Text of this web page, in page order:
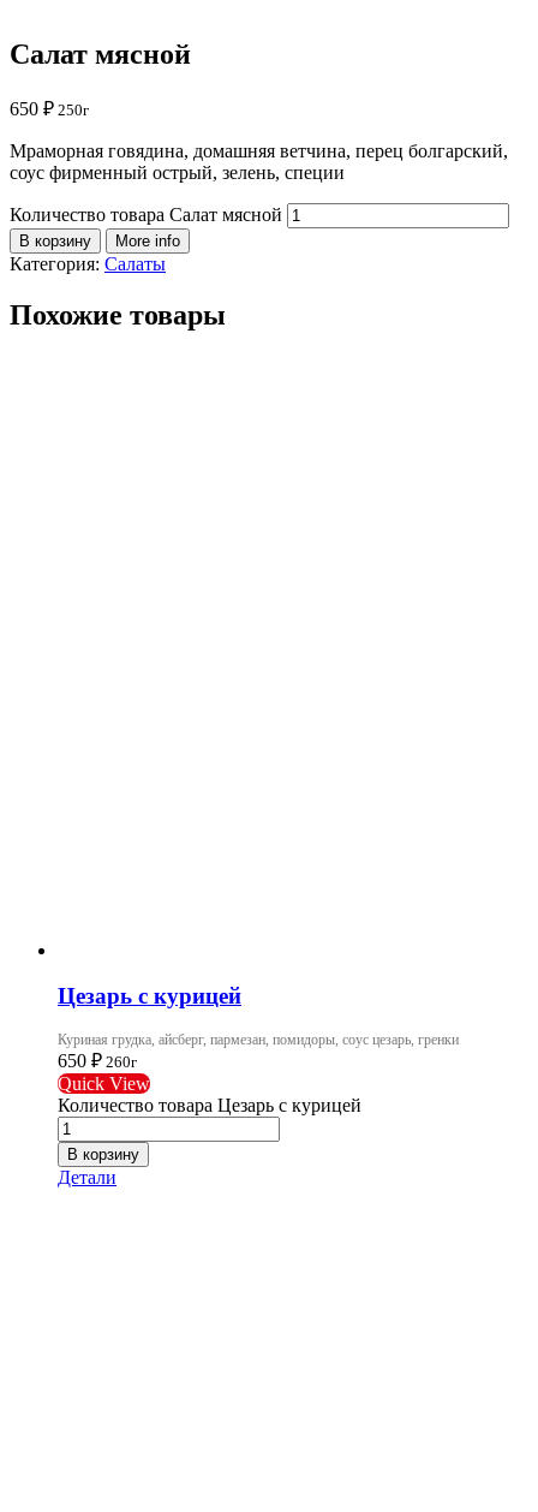
Салат мясной
650 ₽ 250г
Мраморная говядина, домашняя ветчина, перец болгарский,
соус фирменный острый, зелень, специи
Количество товара Салат мясной
В корзину More info
Категория: Салаты
Похожие товары
Цезарь с курицей
Куриная грудка, айсберг, пармезан, помидоры, соус цезарь, гренки
650 ₽ 260г
Quick View
Количество товара Цезарь с курицей
В корзину
Детали